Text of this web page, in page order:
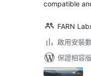
compatible
FARN
啟用安裝
保證相容